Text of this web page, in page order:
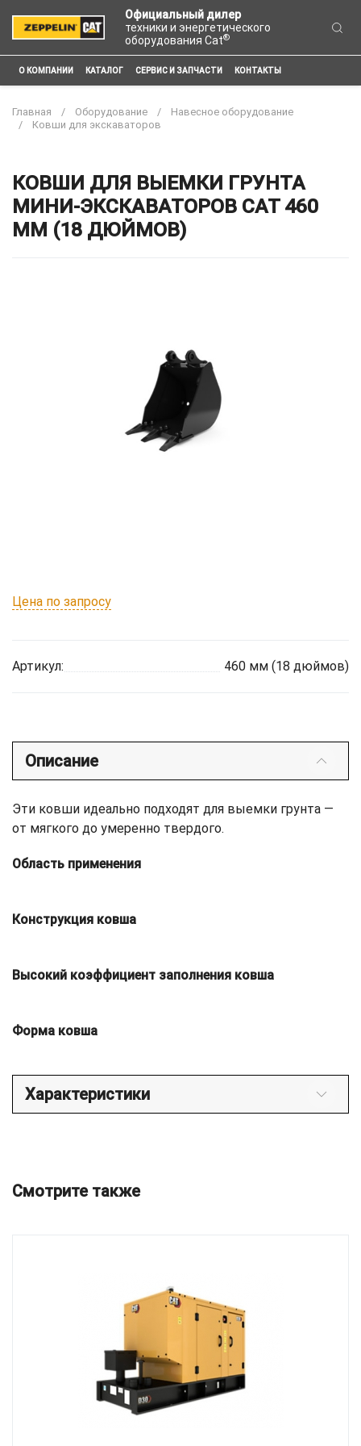
Официальный дилер
техники и энергетического
оборудования Cat®
О КОМПАНИИ КАТАЛОГ СЕРВИС И ЗАПЧАСТИ КОНТАКТЫ
Главная Оборудование
Навесное оборудование
Ковши для экскаваторов
КОВШИ ДЛЯ ВЫЕМКИ ГРУНТА
МИНИ-ЭКСКАВАТОРОВ CAT 460
ММ (18 ДЮЙМОВ)
Цена по запросу
Артикул: 460 мм (18 дюймов)
Описание
Эти ковши идеально подходят для выемки грунта —
от мягкого до умеренно твердого.
Область применения
Конструкция ковша
Высокий коэффициент заполнения ковша
Форма ковша
Характеристики
Смотрите также